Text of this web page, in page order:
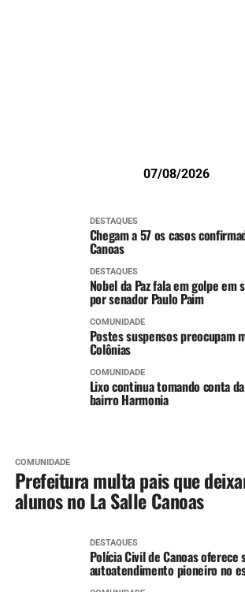
07/08/2026
DESTAQUES
Chegam a 57 os casos
Canoas
DESTAQUES
Nobel da Paz fala em golpe em
por senador Paulo Paim
COMUNIDADE
Postes suspensos preocupam
Colônias
COMUNIDADE
Lixo continua tomando conta
bairro Harmonia
COMUNIDADE
Prefeitura multa pais que
alunos no La Salle Canoas
DESTAQUES
Polícia Civil de Canoas oferece
autoatendimento pioneiro no